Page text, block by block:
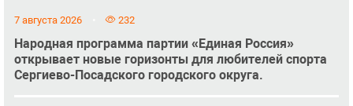
7 августа 2026 232
Народная программа партии «Единая Россия»
открывает новые горизонты для любителей спорта
Сергиево-Посадского городского округа.